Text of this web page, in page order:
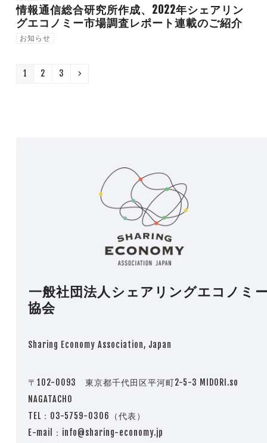
情報通信総合研究所作成、2022年シェアリン
グエコノミー市場調査レポート連載のご紹介
お知らせ
Page
1 Page
2 Page
3 Next
一般社団法人シェアリングエコノミ
協会
Sharing Economy Association, Japan
〒102-0093 東京都千代田区平河町2-5-3 MIDORI.so
NAGATACHO
TEL：03-5759-0306（代表）
E-mail：info@sharing-economy.jp